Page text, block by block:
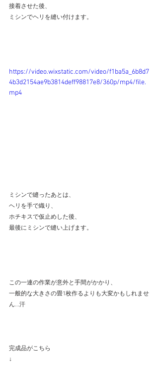
接着させた後、
ミシンでヘリを縫い付けます。
https://video.wixstatic.com/video/f1ba5a_6b8d7
4b3d2154ae9b3814deff98817e8/360p/mp4/file.
mp4
ミシンで縫ったあとは、
ヘリを手で織り、
ホチキスで仮止めした後、
最後にミシンで縫い上げます。
この一連の作業が意外と手間がかかり、
一般的な大きさの畳1枚作るよりも大変かもしれませ
ん...汗
完成品がこちら
↓